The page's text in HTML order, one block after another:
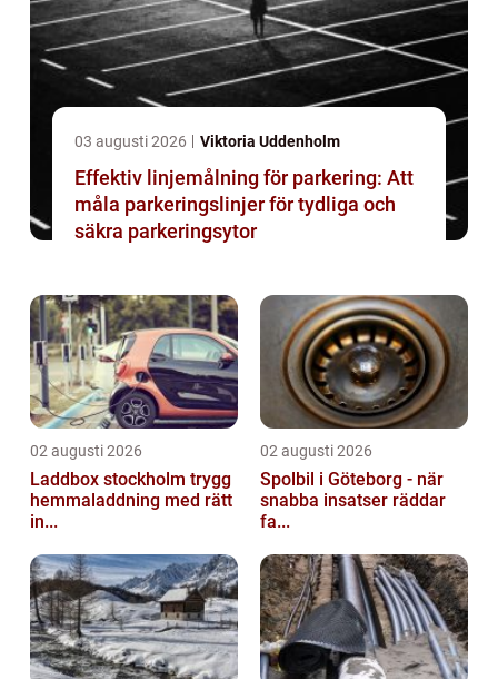
03 augusti 2026 Viktoria Uddenholm
Effektiv linjemålning för parkering: Att
måla parkeringslinjer för tydliga och
säkra parkeringsytor
02 augusti 2026
Laddbox stockholm trygg
hemmaladdning med rätt
in...
02 augusti 2026
Spolbil i Göteborg - när
snabba insatser räddar
fa...